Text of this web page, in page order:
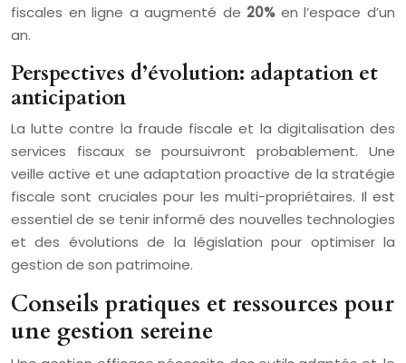
fiscales en ligne a augmenté de 20% en l’espace d’un
an.
Perspectives d’évolution: adaptation et
anticipation
La lutte contre la fraude fiscale et la digitalisation des
services fiscaux se poursuivront probablement. Une
veille active et une adaptation proactive de la stratégie
fiscale sont cruciales pour les multi-propriétaires. Il est
essentiel de se tenir informé des nouvelles technologies
et des évolutions de la législation pour optimiser la
gestion de son patrimoine.
Conseils pratiques et ressources pour
une gestion sereine